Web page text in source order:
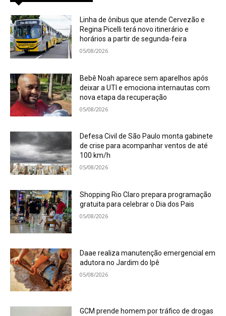
Linha de ônibus que atende Cervezão e
Regina Picelli terá novo itinerário e
horários a partir de segunda-feira
05/08/2026
Bebê Noah aparece sem aparelhos após
deixar a UTI e emociona internautas com
nova etapa da recuperação
05/08/2026
Defesa Civil de São Paulo monta gabinete
de crise para acompanhar ventos de até
100 km/h
05/08/2026
Shopping Rio Claro prepara programação
gratuita para celebrar o Dia dos Pais
05/08/2026
Daae realiza manutenção emergencial em
adutora no Jardim do Ipê
05/08/2026
GCM prende homem por tráfico de drogas